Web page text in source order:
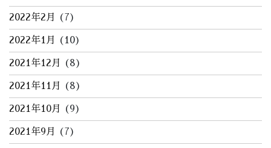
2022年2月 (7)
2022年1月 (10)
2021年12月 (8)
2021年11月 (8)
2021年10月 (9)
2021年9月 (7)